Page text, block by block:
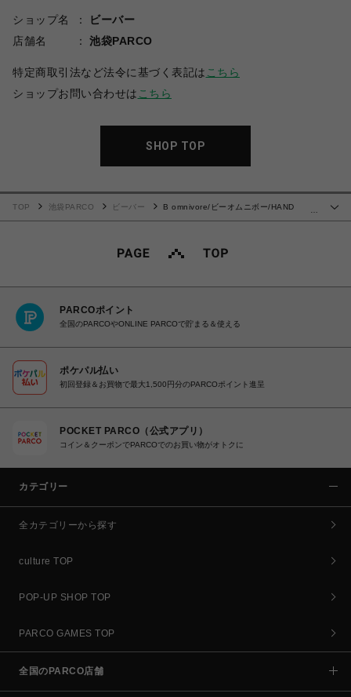
ショップ名
ビーバー
店舗名
池袋PARCO
特定商取引法など法令に基づく表記は こちら
ショップお問い合わせは こちら
SHOP TOP
TOP 池袋PARCO ビーバー
B omnivore/ビーオムニボー/HAND
PARCOポイント
全国のPARCOやONLINE PARCOで貯まる＆使える
ポケパル払い
初回登録＆お買物で最大1,500円分のPARCOポイント進呈
POCKET PARCO（公式アプリ）
コイン＆クーポンでPARCOでのお買い物がオトクに
カテゴリー
全カテゴリーから探す
culture TOP
POP-UP SHOP TOP
PARCO GAMES TOP
全国のPARCO店舗